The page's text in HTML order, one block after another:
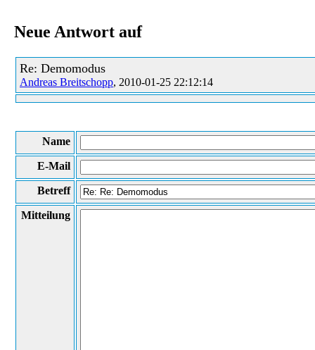
Neue Antwort auf
Re: Demomodus
Andreas Breitschopp, 2010-01-25 22:12:14
Name
E-Mail
Betreff
Mitteilung